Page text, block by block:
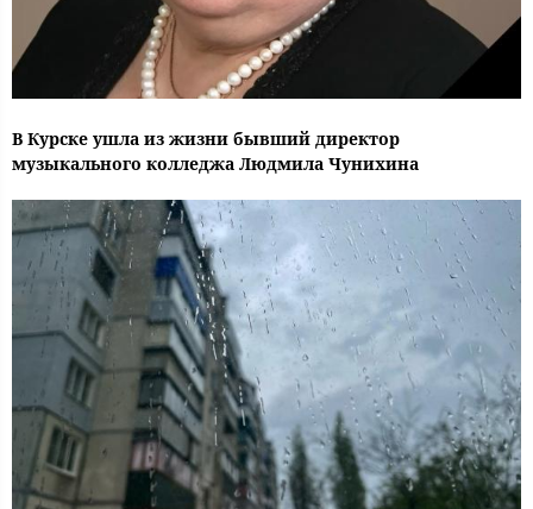
В Курске ушла из жизни бывший директор
музыкального колледжа Людмила Чунихина